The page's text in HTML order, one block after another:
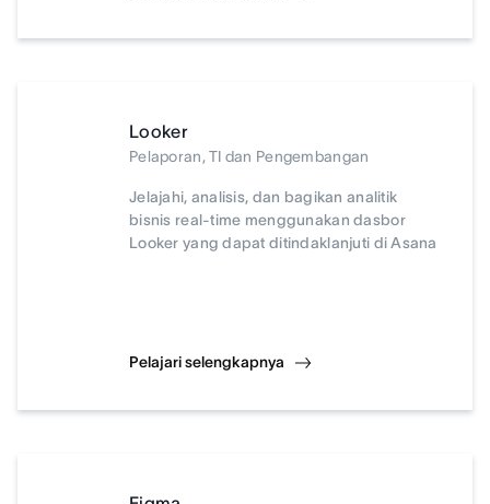
Looker
Pelaporan, TI dan Pengembangan
Jelajahi, analisis, dan bagikan analitik
bisnis real-time menggunakan dasbor
Looker yang dapat ditindaklanjuti di Asana
Pelajari selengkapnya